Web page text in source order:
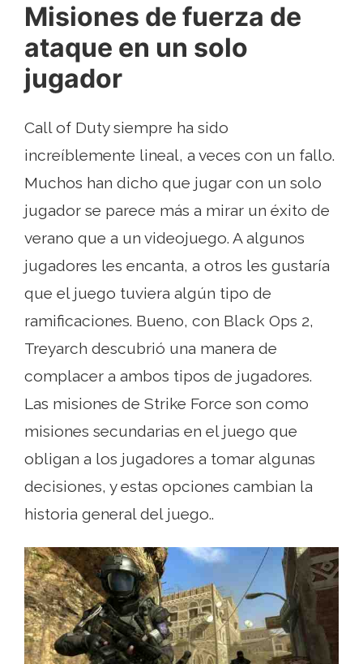
Misiones de fuerza de
ataque en un solo
jugador
Call of Duty siempre ha sido
increíblemente lineal, a veces con un fallo.
Muchos han dicho que jugar con un solo
jugador se parece más a mirar un éxito de
verano que a un videojuego. A algunos
jugadores les encanta, a otros les gustaría
que el juego tuviera algún tipo de
ramificaciones. Bueno, con Black Ops 2,
Treyarch descubrió una manera de
complacer a ambos tipos de jugadores.
Las misiones de Strike Force son como
misiones secundarias en el juego que
obligan a los jugadores a tomar algunas
decisiones, y estas opciones cambian la
historia general del juego..